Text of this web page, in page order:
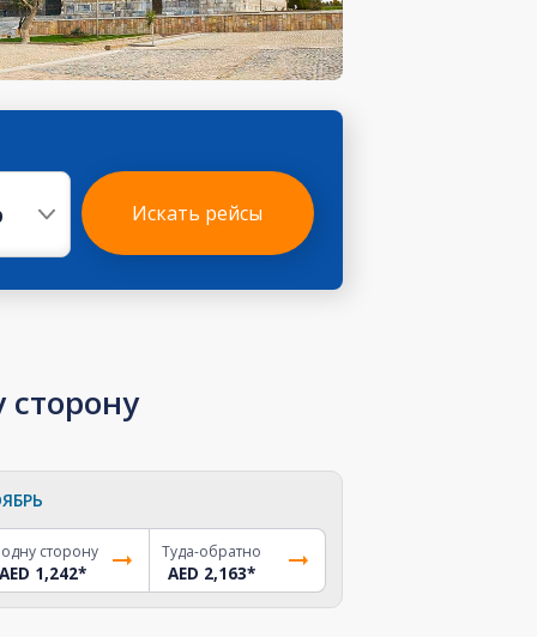
Искать рейсы
сторону
AED 1,242*
Туда-обратно
AED 2,163*